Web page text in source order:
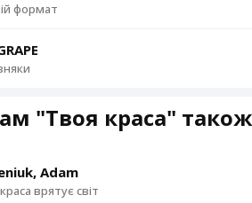
формат
"Твоя краса"
Adam
врятує світ